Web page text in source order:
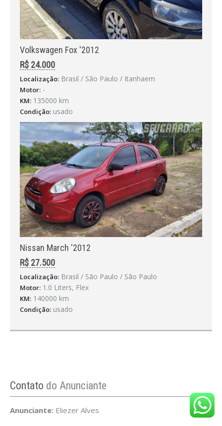
Volkswagen Fox '2012
R$ 24.000
Localização: Brasil / São Paulo / Itanhaem
Motor: -
KM: 135000 km
Condição: usado
Nissan March '2012
R$ 27.500
Localização: Brasil / São Paulo / São Paulo
Motor: 1.0 Liters, Flex
KM: 140000 km
Condição: usado
Contato do Anunciante
Anunciante: Eliezer Alves